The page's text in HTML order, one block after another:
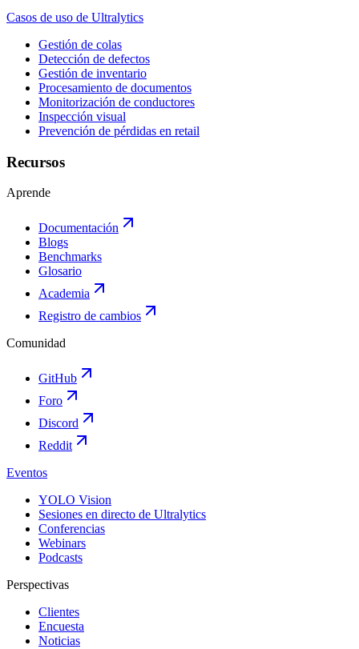
Casos de uso de Ultralytics
Gestión de colas
Detección de defectos
Gestión de inventario
Procesamiento de documentos
Monitorización de conductores
Inspección visual
Prevención de pérdidas en retail
Recursos
Aprende
Documentación
Blogs
Benchmarks
Glosario
Academia
Registro de cambios
Comunidad
GitHub
Foro
Discord
Reddit
Eventos
YOLO Vision
Sesiones en directo de Ultralytics
Conferencias
Webinars
Podcasts
Perspectivas
Clientes
Encuesta
Noticias